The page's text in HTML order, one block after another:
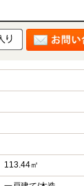
113.44㎡